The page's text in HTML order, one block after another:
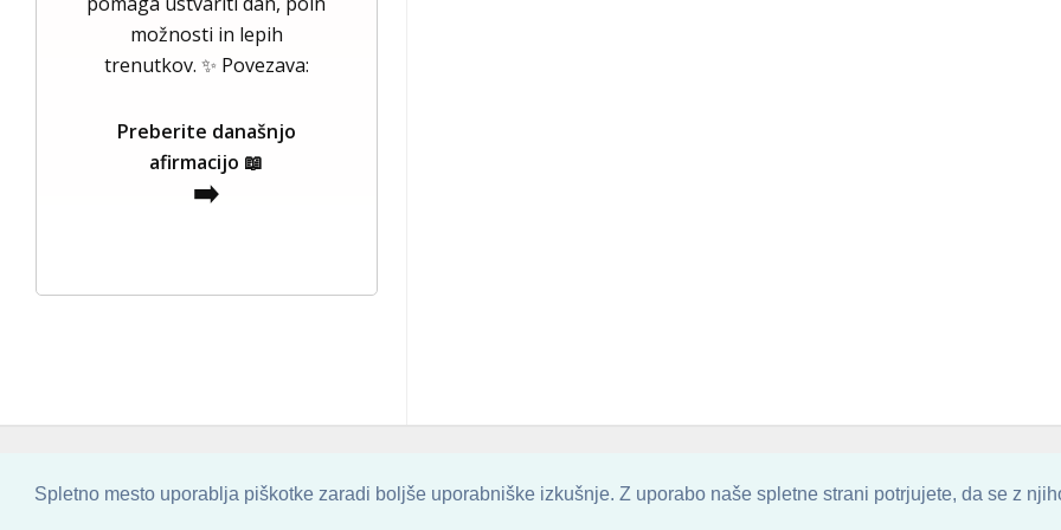
Spletno mesto uporablja piškotke zaradi boljše uporabniške izkušnje. Z uporabo naše spletne strani potrjujete, da se z
možnosti in lepih
trenutkov. ✨ Povezava:
Preberite današnjo
afirmacijo 📖
➡️
COPYRIGHT © 2013 - 2026 BYSKINBASE. ALL ARTWORK ARE UPLOADED AND COPYRIGHTED TO ITS AUTHOR.